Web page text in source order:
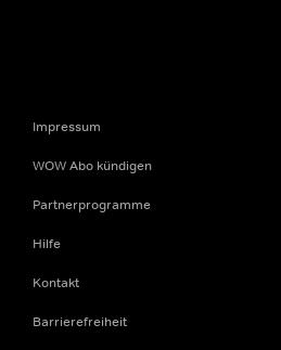
Impressum
WOW Abo kündigen
Partnerprogramme
Hilfe
Kontakt
Barrierefreiheit